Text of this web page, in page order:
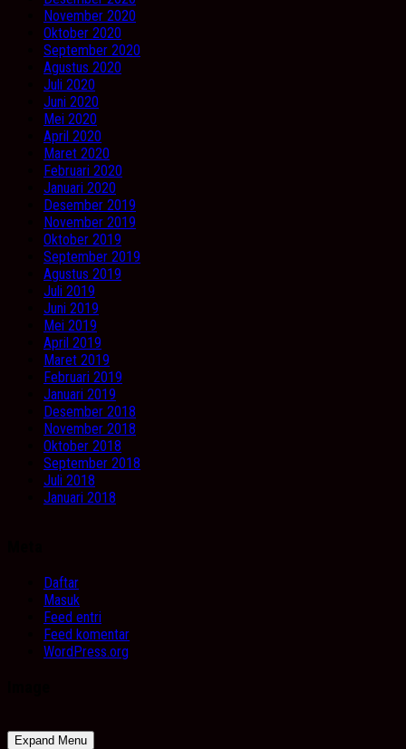
November 2020
Oktober 2020
September 2020
Agustus 2020
Juli 2020
Juni 2020
Mei 2020
April 2020
Maret 2020
Februari 2020
Januari 2020
Desember 2019
November 2019
Oktober 2019
September 2019
Agustus 2019
Juli 2019
Juni 2019
Mei 2019
April 2019
Maret 2019
Februari 2019
Januari 2019
Desember 2018
November 2018
Oktober 2018
September 2018
Juli 2018
Januari 2018
Daftar
Masuk
Feed entri
Feed komentar
WordPress.org
Expand Menu